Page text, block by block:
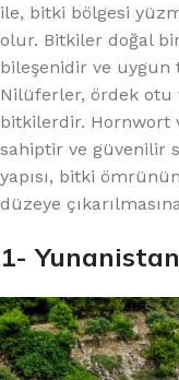
ile, bitki bölgesi
olur. Bitkiler doğal
bileşenidir ve uygun
Nilüferler, ördek otu
bitkilerdir. Hornwort
sahiptir ve güvenilir
yapısı, bitki
düzeye
1- Yunanistan